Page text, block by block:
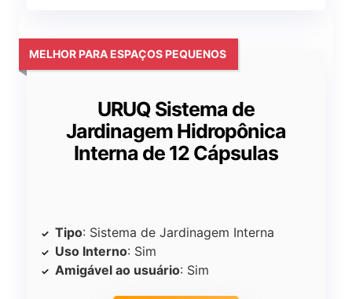
URUQ Sistema de
Jardinagem Hidropônica
Interna de 12 Cápsulas
MELHOR PARA ESPAÇOS PEQUENOS
Tipo: Sistema de Jardinagem Interna
Uso Interno: Sim
Amigável ao usuário: Sim